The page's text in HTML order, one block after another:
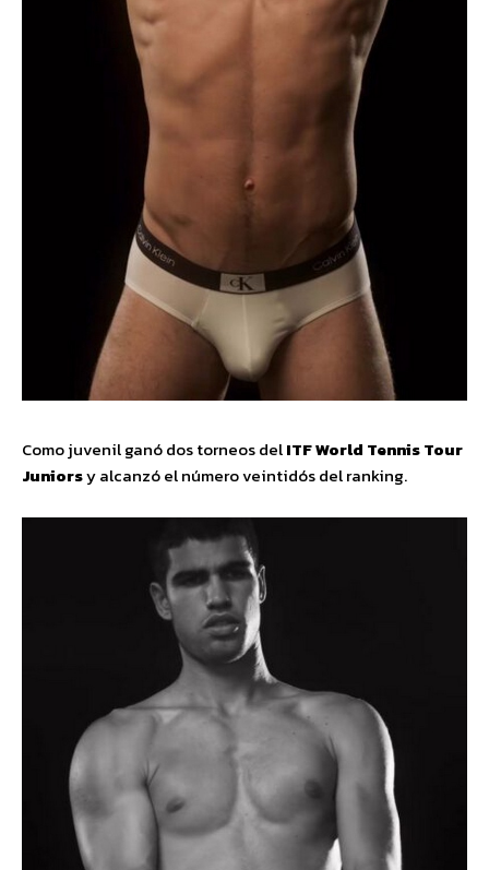
Como juvenil ganó dos torneos delITF World Tennis Tour
Juniorsy alcanzó el número veintidós del ranking.